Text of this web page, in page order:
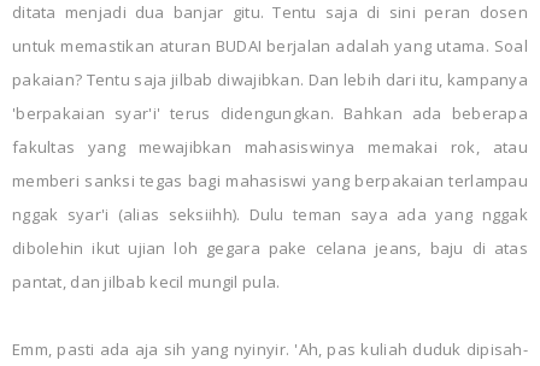
ditata menjadi dua banjar gitu. Tentu saja di sini peran dosen
untuk memastikan aturan BUDAI berjalan adalah yang utama. Soal
pakaian? Tentu saja jilbab diwajibkan. Dan lebih dari itu, kampanya
'berpakaian syar'i' terus didengungkan. Bahkan ada beberapa
fakultas yang mewajibkan mahasiswinya memakai rok, atau
memberi sanksi tegas bagi mahasiswi yang berpakaian terlampau
nggak syar'i (alias seksiihh). Dulu teman saya ada yang nggak
dibolehin ikut ujian loh gegara pake celana jeans, baju di atas
pantat, dan jilbab kecil mungil pula.
Emm, pasti ada aja sih yang nyinyir. 'Ah, pas kuliah duduk dipisah-